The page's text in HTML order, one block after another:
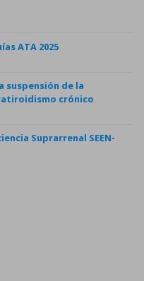
ATA 2025
suspensión de la
crónico
Suprarrenal SEEN-